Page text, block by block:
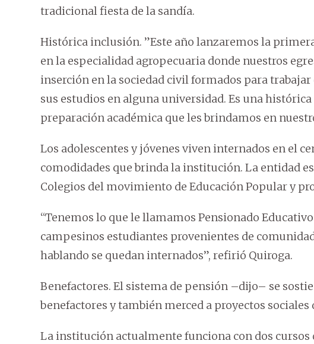
tradicional fiesta de la sandía.
Histórica inclusión. ”Este año lanzaremos la
en la especialidad agropecuaria donde nuestros
inserción en la sociedad civil formados para
sus estudios en alguna universidad. Es una
preparación académica que les brindamos en
Los adolescentes y jóvenes viven internados en el
comodidades que brinda la institución. La entidad
Colegios del movimiento de Educación Popular y
“Tenemos lo que le llamamos Pensionado
campesinos estudiantes provenientes de
hablando se quedan internados”, refirió Quiroga.
Benefactores. El sistema de pensión –dijo– se
benefactores y también merced a proyectos sociales
La institución actualmente funciona con dos cursos